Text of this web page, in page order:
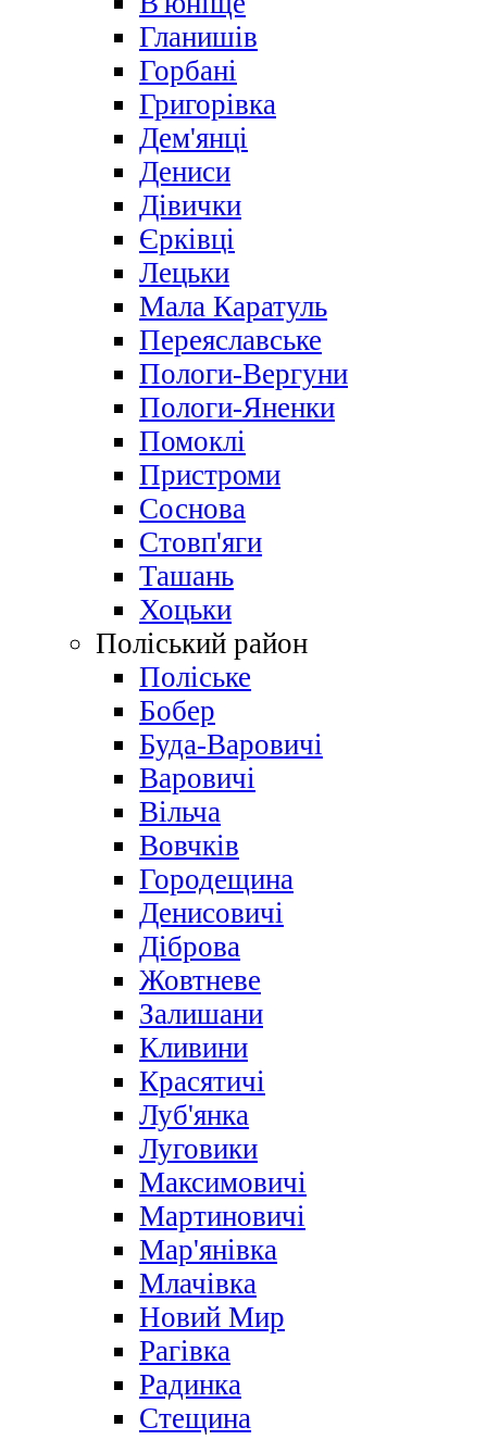
Гланишів
Горбані
Григорівка
Дем'янці
Дениси
Дівички
Єрківці
Лецьки
Мала Каратуль
Переяславське
Пологи-Вергуни
Пологи-Яненки
Помоклі
Пристроми
Соснова
Стовп'яги
Ташань
Хоцьки
Поліський район
Поліське
Бобер
Буда-Варовичі
Варовичі
Вільча
Вовчків
Городещина
Денисовичі
Діброва
Жовтневе
Залишани
Кливини
Красятичі
Луб'янка
Луговики
Максимовичі
Мартиновичі
Мар'янівка
Млачівка
Новий Мир
Рагівка
Радинка
Стещина